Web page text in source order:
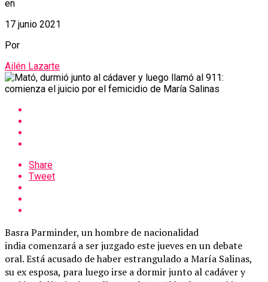
en
17 junio 2021
Por
Ailén Lazarte
Share
Tweet
Basra Parminder, un hombre de nacionalidad
india comenzará a ser juzgado este jueves en un debate
oral. Está acusado de haber estrangulado a María Salinas,
su ex esposa, para luego irse a dormir junto al cadáver y